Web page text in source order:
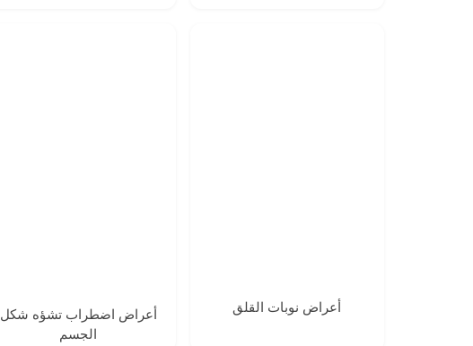
أعراض نوبات القلق
أعراض اضطراب تشؤه شكل
الجسم